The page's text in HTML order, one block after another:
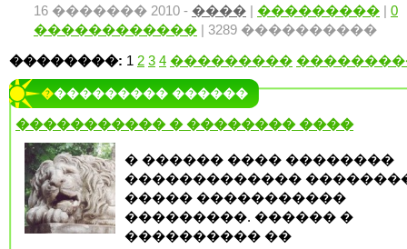
16 ������� 2010 - ���� | ��������� | 0
������������ | 3289 ����������
��������: 1 2 3 4 ���������
���������� ������
����������� � �������� ����
� ������ ���� ��������
�������������
����� �����������
���������. ������ �
���������� ��